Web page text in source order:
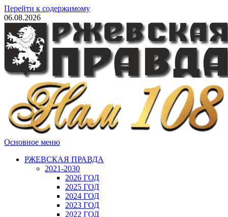
Перейти к содержимому
06.08.2026
Основное меню
РЖЕВСКАЯ ПРАВДА
2021-2030
2026 ГОД
2025 ГОД
2024 ГОД
2023 ГОД
2022 ГОД